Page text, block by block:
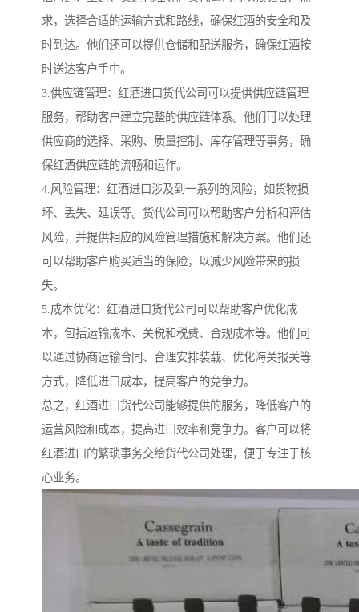
求，选择合适的运输方式和路线，确保红酒的安全和及
时到达。他们还可以提供仓储和配送服务，确保红酒按
时送达客户手中。
3.供应链管理：红酒进口货代公司可以提供供应链管理
服务，帮助客户建立完整的供应链体系。他们可以处理
供应商的选择、采购、质量控制、库存管理等事务，确
保红酒供应链的流畅和运作。
4.风险管理：红酒进口涉及到一系列的风险，如货物损
坏、丢失、延误等。货代公司可以帮助客户分析和评估
风险，并提供相应的风险管理措施和解决方案。他们还
可以帮助客户购买适当的保险，以减少风险带来的损
失。
5.成本优化：红酒进口货代公司可以帮助客户优化成
本，包括运输成本、关税和税费、合规成本等。他们可
以通过协商运输合同、合理安排装载、优化海关报关等
方式，降低进口成本，提高客户的竞争力。
总之，红酒进口货代公司能够提供的服务，降低客户的
运营风险和成本，提高进口效率和竞争力。客户可以将
红酒进口的繁琐事务交给货代公司处理，便于专注于核
心业务。